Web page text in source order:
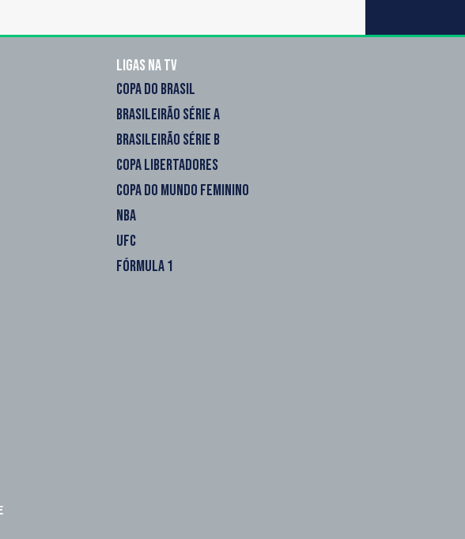
Ligas na TV
COPA DO BRASIL
BRASILEIRÃO SÉRIE A
BRASILEIRÃO SÉRIE B
COPA LIBERTADORES
COPA DO MUNDO FEMININO
NBA
UFC
FÓRMULA 1